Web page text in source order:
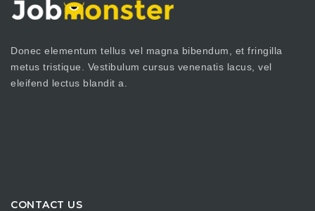
Donec elementum tellus vel magna bibendum, et fringilla
metus tristique. Vestibulum cursus venenatis lacus, vel
eleifend lectus blandit a.
CONTACT US